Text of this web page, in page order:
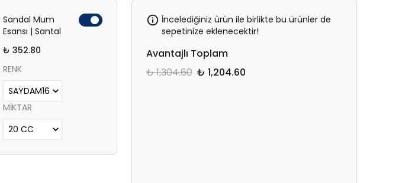
Sandal Mum
Esansı | Santal
₺ 352.80
RENK
MİKTAR
İncelediğiniz ürün ile birlikte bu ürünler de
sepetinize eklenecektir!
Avantajlı Toplam
₺ 1,304.60 ₺ 1,204.60